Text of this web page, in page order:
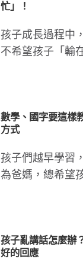
忙」！
孩子成長過程中
不希望孩子「輸
數學、國字要這樣
方式
孩子們越早學習
為爸媽，總希望
孩子亂講話怎麼辦
好的回應